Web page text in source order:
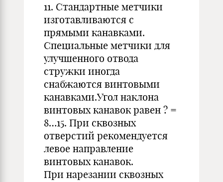
11. Стандартные метчики
изготавливаются с
прямыми канавками.
Специальные метчики для
улучшенного отвода
стружки иногда
снабжаются винтовыми
канавками.Угол наклона
винтовых канавок равен ? =
8…15. При сквозных
отверстий рекомендуется
левое направление
винтовых канавок.
При нарезании сквозных